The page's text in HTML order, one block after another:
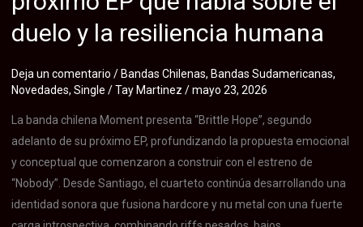
«Fuera
o
Allá»
abordan
el
desgaste
y
quiebre
duelo y la resiliencia humana
Deja un comentario / Bandas Chilenas, Bandas Sudamericanas,
Novedades, Single /Tay Martinez /mayo 23, 2026
La banda chilena Moment presenta “Brittle Hope”, segundo
adelanto de su próximo EP, profundizando la propuesta emocional
y conceptual que comenzaron a construir con el estreno de
“Nobody”. Desde Santiago, el cuarteto continúa desarrollando una
identidad sonora que fusiona hardcore y nu metal con una fuerte